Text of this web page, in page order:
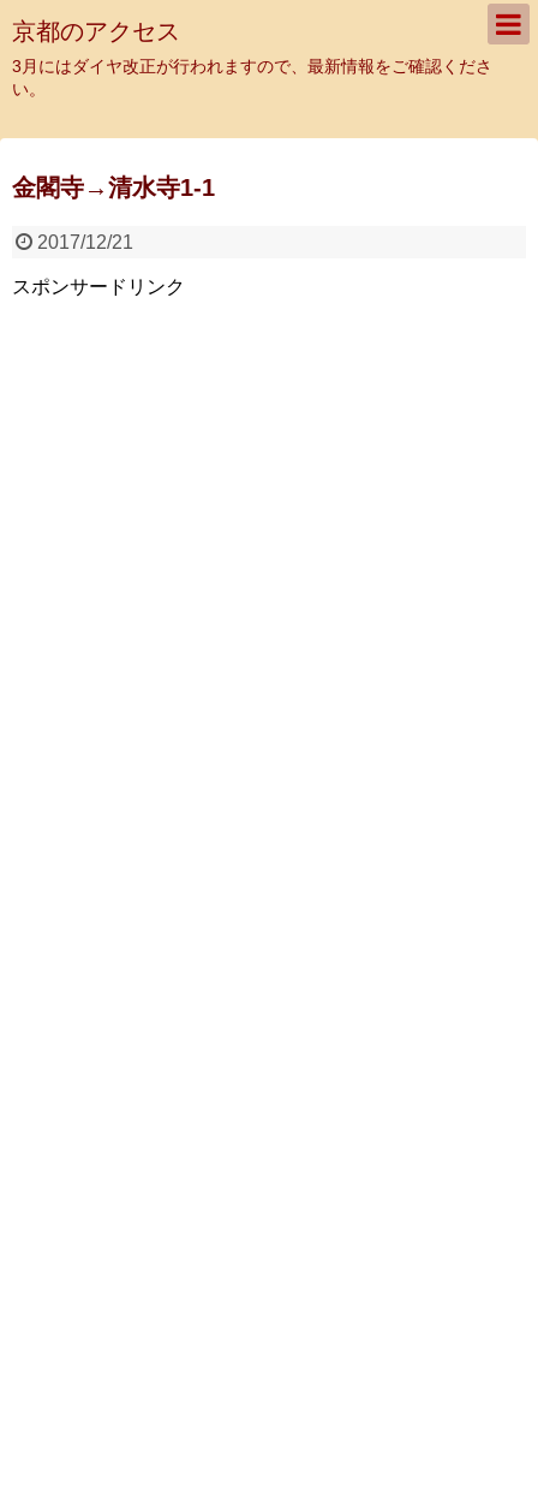
京都のアクセス
3月にはダイヤ改正が行われますので、最新情報をご確認くださ
い。
金閣寺→清水寺1-1
2017/12/21
スポンサードリンク